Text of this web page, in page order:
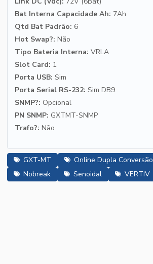
Bat Interna Capacidade Ah: 7Ah
Qtd Bat Padrão: 6
Hot Swap?: Não
Tipo Bateria Interna: VRLA
Slot Card: 1
Porta USB: Sim
Porta Serial RS-232: Sim DB9
SNMP?: Opcional
PN SNMP: GXTMT-SNMP
Trafo?: Não
GXT-MT Online Dupla Conversão
Nobreak
Senoidal VERTIV